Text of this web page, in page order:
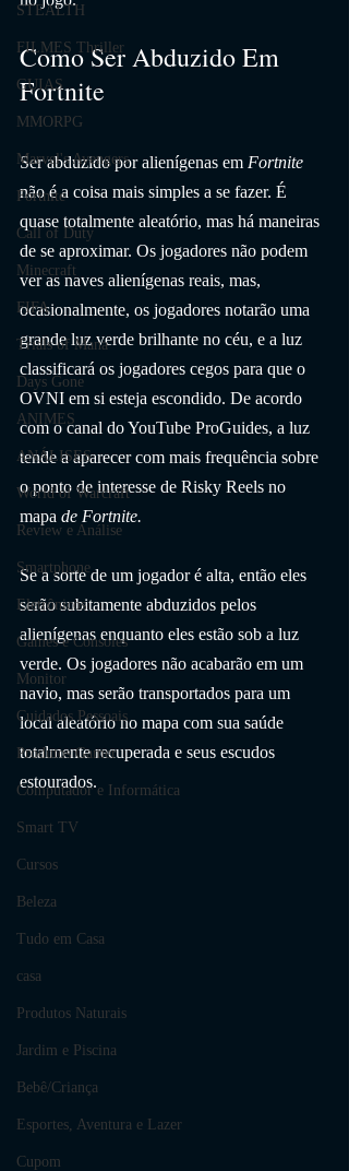
STEALTH
FILMES Thriller
GUIAS
MMORPG
Marvel's Avengers
Fortnite
Call of Duty
Minecraft
FIFA
Trials of Mana
Days Gone
ANIMES
ANÁLISES
World of Warcraft
Review e Análise
Smartphone
Eletrônicos
Games e Consoles
Monitor
Cuidados Pessoais
Produtos Gamer
Computador e Informática
Smart TV
Cursos
Beleza
Tudo em Casa
casa
Produtos Naturais
Jardim e Piscina
Bebê/Criança
Esportes, Aventura e Lazer
Cupom
Como Ser Abduzido Em
Fortnite
Ser abduzido por alienígenas em Fortnite
não é a coisa mais simples a se fazer. É
quase totalmente aleatório, mas há maneiras
de se aproximar. Os jogadores não podem
ver as naves alienígenas reais, mas,
ocasionalmente, os jogadores notarão uma
grande luz verde brilhante no céu, e a luz
classificará os jogadores cegos para que o
OVNI em si esteja escondido. De acordo
com o canal do YouTube ProGuides, a luz
tende a aparecer com mais frequência sobre
o ponto de interesse de Risky Reels no
mapa de Fortnite.
Se a sorte de um jogador é alta, então eles
serão subitamente abduzidos pelos
alienígenas enquanto eles estão sob a luz
verde. Os jogadores não acabarão em um
navio, mas serão transportados para um
local aleatório no mapa com sua saúde
totalmente recuperada e seus escudos
estourados.